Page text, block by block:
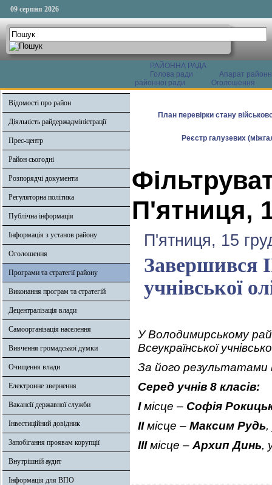
09 серпня 2026
РАЙОННА РАДА
Голова ради
Апарат
районної ради
Оголошення
Відомості про район
Діяльність райдержадміністрації
Прес-центр
Район сьогодні
Розпорядчі документи
Регуляторна політика
Публічна інформація
Інформація з установ району
Оголошення
Програми та стратегії району
Виконання програм та стратегій
Децентралізація влади
Самоорганізація населення
Вивчення громадської думки
Очищення влади
Електронне звернення
Вакансії державної служби
Інвестиційний довідник
Запобігання проявам корупції
Внутрішній аудит
Інформація для ВПО
План перевірки стану
Реєстр галузевих
П'ятниця,
П'ятниця, 15
Завершився
учнівської
У Володимирському
Всеукраїнської
За його результатами
Серед учнів 8 класів:
Імісце – Софія
ІІмісце – Максим Рудь,
ІІІмісце – Архип Динь,